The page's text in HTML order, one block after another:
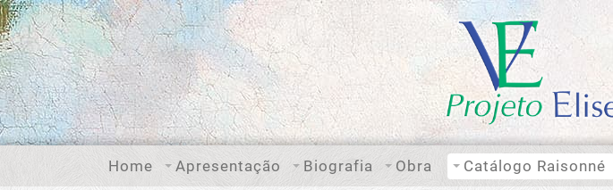
Home Apresentação Biografia Obra Catálogo Raisonné